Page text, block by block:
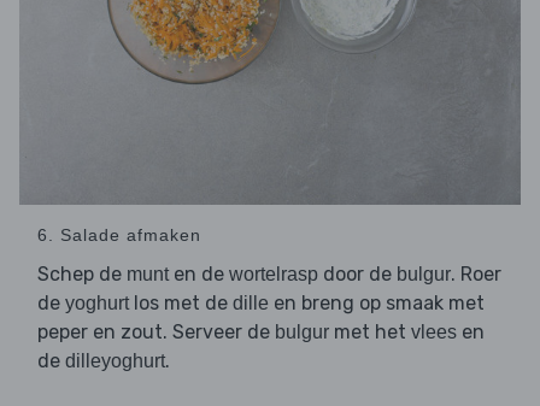
6. Salade afmaken
Schep de munten de wortelrasp door de bulgur. Roer
de yoghurtlos met de dille en breng op smaak met
peper en zout. Serveer de bulgur met het vlees en
de dilleyoghurt.